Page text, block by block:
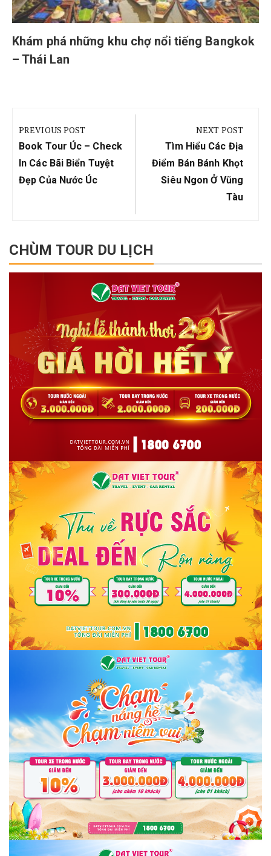
Khám phá những khu chợ nổi tiếng Bangkok
– Thái Lan
hướng
bài
viết
PREVIOUS POST
Previous
Post:
Book Tour Úc – Check
In Các Bãi Biển Tuyệt
Đẹp Của Nước Úc
NEXT POST
Next
Post:
Tìm Hiểu Các Địa
Điểm Bán Bánh Khọt
Siêu Ngon Ở Vũng
Tàu
CHÙM TOUR DU LỊCH